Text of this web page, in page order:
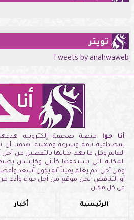
تويتر
Tweets by anahwaweb
أنا حوا منصة صحفية إلكترونيه
بمصداقية تامة وسرعة ومهنية. هدفنا
العالم وكل ما يهم حياتها بالتفصيل من
المكانة التى تستحقها كأنثى وكإنسان
ومن أجل آدم يعلم يقيناً أنه يكون أسعد
أو التناقض. نحن موقع من أجل حواء وآدم من
فى كل مكان.
الرئيسية أخبار